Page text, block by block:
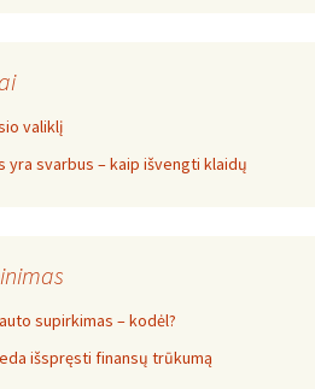
valiklį
yra svarbus – kaip išvengti klaidų
supirkimas – kodėl?
išspręsti finansų trūkumą